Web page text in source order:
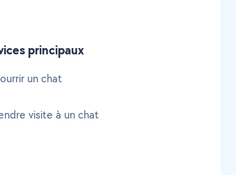
principaux
un chat
visite à un chat